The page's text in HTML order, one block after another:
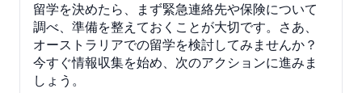
留学を決めたら、まず緊急連絡先や保険について
調べ、準備を整えておくことが大切です。さあ、
オーストラリアでの留学を検討してみませんか？
今すぐ情報収集を始め、次のアクションに進みま
しょう。